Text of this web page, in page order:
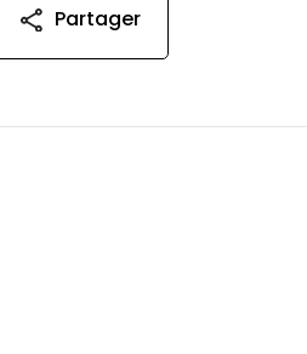
Partager